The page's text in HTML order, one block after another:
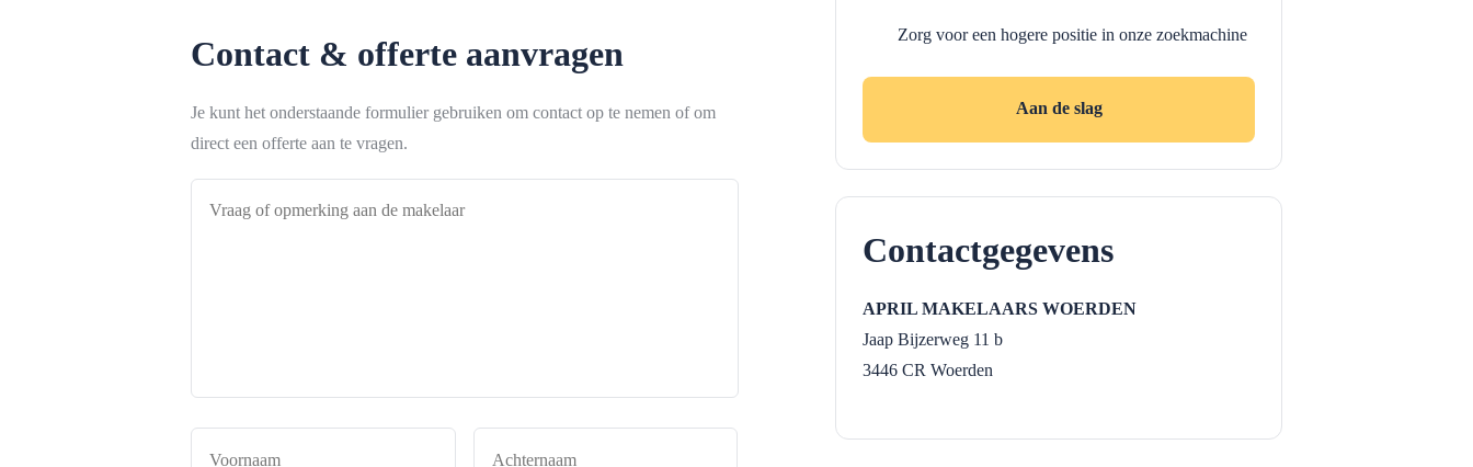
Contact & offerte aanvragen
Je kunt het onderstaande formulier gebruiken om contact op te nemen of om
direct een offerte aan te vragen.
Zorg voor een hogere positie in onze zoekmachine
Aan de slag
Contactgegevens
APRIL MAKELAARS WOERDEN
Jaap Bijzerweg 11 b
3446 CR Woerden